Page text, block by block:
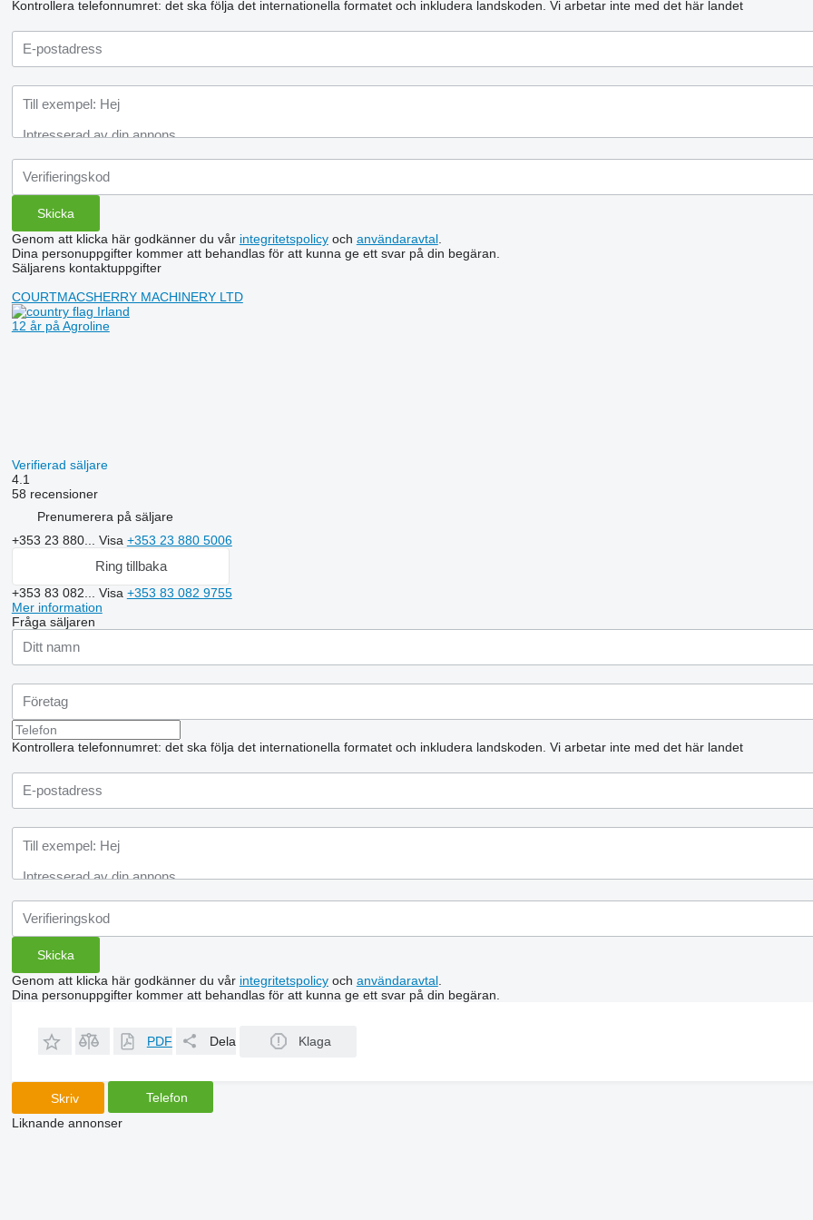
Kontrollera telefonnumret: det ska följa det internationella formatet och inkludera landskoden. Vi arbetar inte med det här landet
Genom att klicka här godkänner du vår integritetspolicyoch användaravtal.
Dina personuppgifter kommer att behandlas för att kunna ge ett svar på din begäran.
Säljarens kontaktuppgifter
COURTMACSHERRY MACHINERY LTD
Irland
12 år på Agroline
Verifierad säljare
4.1
58 recensioner
Prenumerera på säljare
+353 23 880... Visa +353 23 880 5006
Ring tillbaka
+353 83 082... Visa +353 83 082 9755
Mer information
Fråga säljaren
Kontrollera telefonnumret: det ska följa det internationella formatet och inkludera landskoden. Vi arbetar inte med det här landet
Genom att klicka här godkänner du vår integritetspolicyoch användaravtal.
Dina personuppgifter kommer att behandlas för att kunna ge ett svar på din begäran.
PDF Dela Klaga
Skriv
Telefon
Liknande annonser